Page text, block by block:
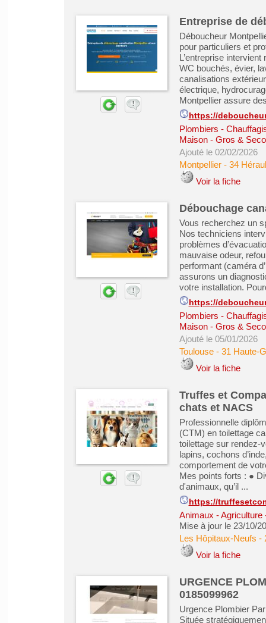
Entreprise de
Déboucheur
pour particuliers et
L’entreprise
WC bouchés, évier,
canalisations
électrique,
Montpellier assure
https://
Plombiers -
Maison - Gros &
Ajouté le 02/02/2026
Montpellier- 34
Voir la fiche
Débouchage
Vous recherchez un
Nos techniciens
problèmes
mauvaise odeur,
performant (caméra
assurons un
votre installation.
https://
Plombiers -
Maison - Gros &
Ajouté le 05/01/2026
Toulouse- 31 Haute-
Voir la fiche
Truffes et
chats et NACS
Professionnelle
(CTM) en toilettage
toilettage sur rendez-
lapins, cochons
comportement de
Mes points forts : ●
d'animaux, qu’il ...
https://
Animaux - Agriculture
Mise à jour le 23/10/
Les Hôpitaux-Neufs -
Voir la fiche
URGENCE
0185099962
Urgence Plombier
Située